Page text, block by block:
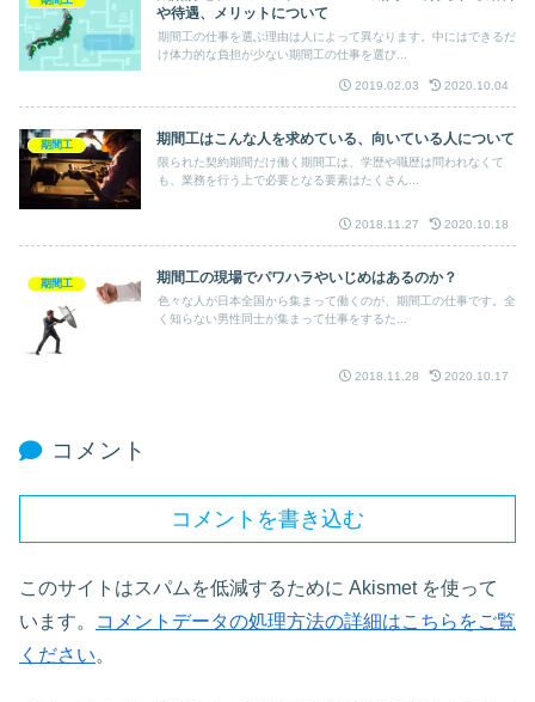
や待遇、メリットについて
期間工の仕事を選ぶ理由は人によって異なります。中にはできるだ
け体力的な負担が少ない期間工の仕事を選び...
2019.02.03 2020.10.04
期間工 期間工はこんな人を求めている、向いている人について
限られた契約期間だけ働く期間工は、学歴や職歴は問われなくて
も、業務を行う上で必要となる要素はたくさん...
2018.11.27 2020.10.18
期間工 期間工の現場でパワハラやいじめはあるのか？
色々な人が日本全国から集まって働くのが、期間工の仕事です。全
く知らない男性同士が集まって仕事をするた...
2018.11.28 2020.10.17
コメント
コメントを書き込む
このサイトはスパムを低減するために Akismet を使って
います。
コメントデータの処理方法の詳細はこちらをご覧
ください。